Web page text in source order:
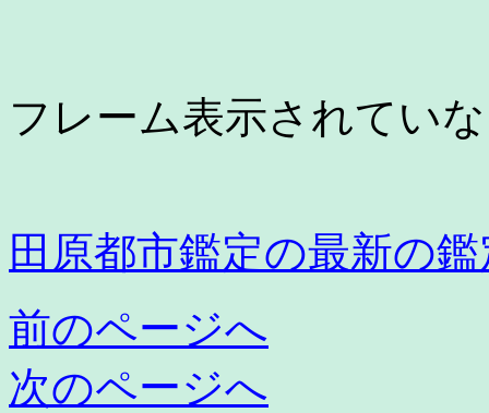
フレーム表示されてい
田原都市鑑定の最新の
前のページへ
次のページへ